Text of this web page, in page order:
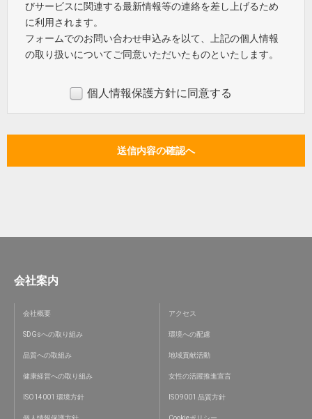
びサービスに関連する最新情報等の連絡を差し上げるため
に利用されます。
フォームでのお問い合わせ申込みを以て、上記の個人情報
の取り扱いについてご同意いただいたものといたします。
個人情報保護方針に同意する
会社案内
会社概要 アクセス
SDGsへの取り組み 環境への配慮
品質への取組み 地域貢献活動
健康経営への取り組み 女性の活躍推進宣言
ISO14001 環境方針 ISO9001 品質方針